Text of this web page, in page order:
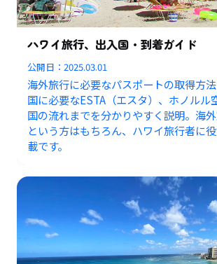
ハワイ旅行、出入国・到着ガイド
公開日：2025.03.01
海外旅行に必要なパスポートの取得方
国に必要なESTA（エスタ）、ホノルル
国の流れまでを分かりやすく説明。海
という方はもちろん、ハワイ旅行者に
載です。